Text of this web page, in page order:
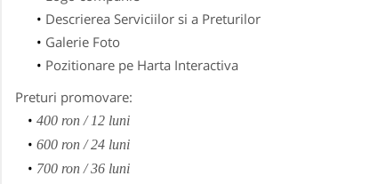
Descrierea Serviciilor si a Preturilor
Galerie Foto
Pozitionare pe Harta Interactiva
Preturi promovare:
400 ron / 12 luni
600 ron / 24 luni
700 ron / 36 luni